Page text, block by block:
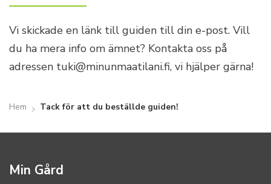
Vi skickade en länk till guiden till din e-post. Vill
du ha mera info om ämnet? Kontakta oss på
adressen tuki@minunmaatilani.fi, vi hjälper gärna!
Hem Tack för att du beställde guiden!
Min Gård